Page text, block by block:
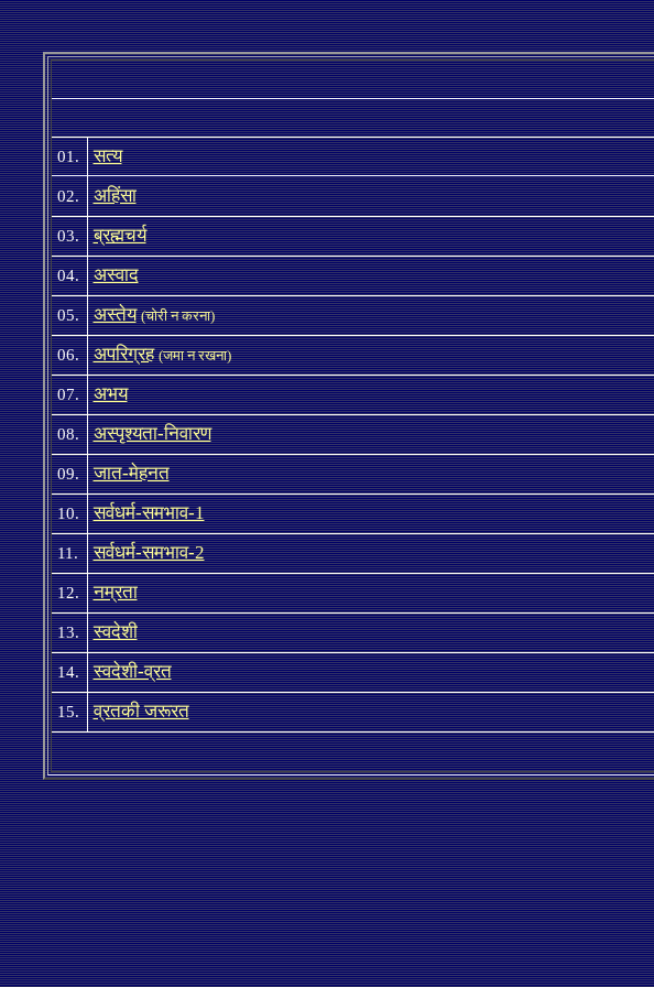
01. सत्य
02. अहिंसा
03. ब्रह्मचर्य
04. अस्वाद
05. अस्तेय (चोरी न करना)
06. अपरिग्रह (जमा न रखना)
07. अभय
08. अस्पृश्यता-निवारण
09. जात-मेहनत
10. सर्वधर्म-समभाव-1
11. सर्वधर्म-समभाव-2
12. नम्रता
13. स्वदेशी
14. स्वदेशी-व्रत
15.
व्रतकी जरूरत